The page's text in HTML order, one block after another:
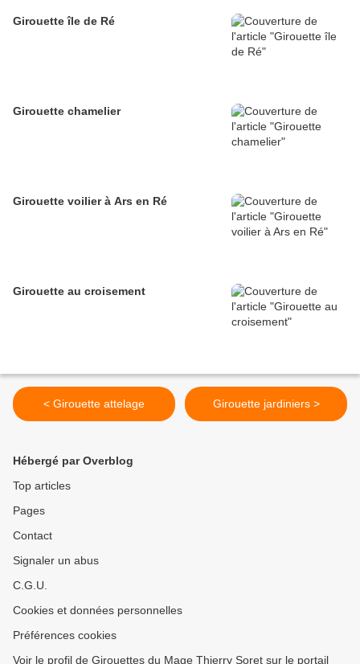
Girouette île de Ré
Girouette chamelier
Girouette voilier à Ars en Ré
Girouette au croisement
< Girouette attelage Girouette jardiniers >
Hébergé par Overblog
Top articles
Pages
Contact
Signaler un abus
C.G.U.
Cookies et données personnelles
Préférences cookies
Voir le profil de Girouettes du Mage Thierry Soret sur le portail